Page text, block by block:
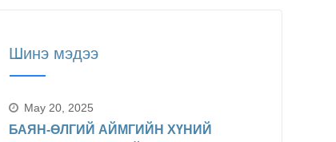
Шинэ мэдээ
May 20, 2025
БАЯН-ӨЛГИЙ АЙМГИЙН ХҮНИЙ